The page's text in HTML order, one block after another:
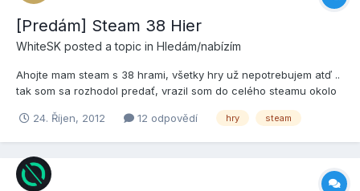
[Predám] Steam 38 Hier
WhiteSK posted a topic in Hledám/nabízím
Ahojte mam steam s 38 hrami, všetky hry už nepotrebujem atď ..
tak som sa rozhodol predať, vrazil som do celého steamu okolo
(vystrihnuté aby sa zmestili): Kliknite na spoiler
24. Říjen, 2012 12 odpovědí hry steam